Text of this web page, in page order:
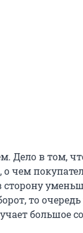
Дело в том,
чем
то
большое